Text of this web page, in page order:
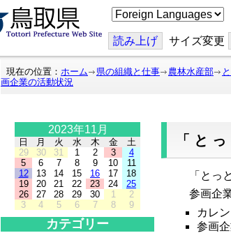
こ
の
ジ
を
翻
読み上げ サイズ変更
現在の位置： ホーム 県の組織と仕事 農林水産部
画企業の活動状況
2023年11月
日 月 火 水 木 金
土
29
30 31 1 2 3
4
5
6 7 8 9 10
11
12
13 14 15 16 17
18
19
20 21 22 23 24
25
26
27 28 29 30 1
2
3
4 5 6 7 8 9
カテゴリー
「と
「とっ
参画企
カレ
参画